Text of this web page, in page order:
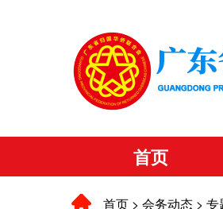
首页
首页 > 会务动态 > 专